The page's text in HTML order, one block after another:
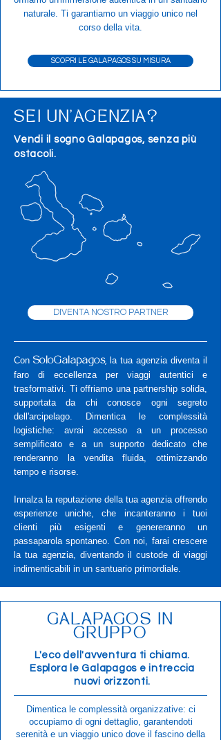
naturale. Ti garantiamo un viaggio unico nel
corso della vita.
SCOPRI LE GALAPAGOS SU MISURA
SEI UN'AGENZIA?
Vendi il sogno Galapagos, senza più
ostacoli.
DIVENTA NOSTRO PARTNER
Con SoloGalapagos, la tua agenzia diventa il
faro di eccellenza per viaggi autentici e
trasformativi. Ti offriamo una partnership solida,
supportata da chi conosce ogni segreto
dell'arcipelago. Dimentica le complessità
logistiche: avrai accesso a un processo
semplificato e a un supporto dedicato che
renderanno la vendita fluida, ottimizzando
tempo e risorse.
Innalza la reputazione della tua agenzia offrendo
esperienze uniche, che incanteranno i tuoi
clienti più esigenti e genereranno un
passaparola spontaneo. Con noi, farai crescere
la tua agenzia, diventando il custode di viaggi
indimenticabili in un santuario primordiale.
GALAPAGOS IN
GRUPPO
L'eco dell'avventura ti chiama.
Esplora le Galapagos e intreccia
nuovi orizzonti.
Dimentica le complessità organizzative: ci
occupiamo di ogni dettaglio, garantendoti
serenità e un viaggio unico dove il fascino della